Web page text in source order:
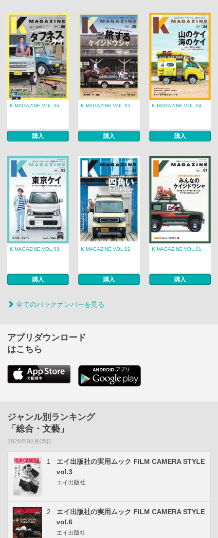
K MAGAZINE VOL.06
購入
K MAGAZINE VOL.05
購入
K MAGAZINE VOL.04
購入
K MAGAZINE VOL.03
購入
K MAGAZINE VOL.02
購入
K MAGAZINE VOL.01
購入
全てのバックナンバーを見る
アプリダウンロード
はこちら
ジャンル別ランキング
「総合・文藝」
2026年08月05日
1
エイ出版社の実用ムック FILM CAMERA STYLE
vol.3
エイ出版社
2
エイ出版社の実用ムック FILM CAMERA STYLE
vol.6
エイ出版社